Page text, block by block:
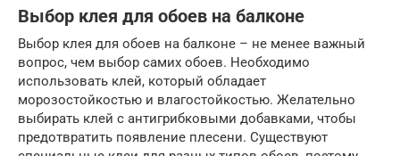
Выбор клея для обоев на балконе
Выбор клея для обоев на балконе – не менее важный
вопрос, чем выбор самих обоев. Необходимо
использовать клей, который обладает
морозостойкостью и влагостойкостью. Желательно
выбирать клей с антигрибковыми добавками, чтобы
предотвратить появление плесени. Существуют